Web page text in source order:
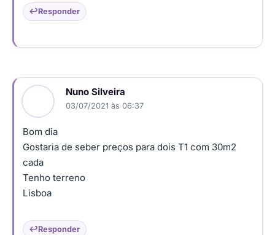
Responder
Nuno Silveira
03/07/2021 às 06:37
Bom dia
Gostaria de seber preços para dois T1 com 30m2
cada
Tenho terreno
Lisboa
Responder